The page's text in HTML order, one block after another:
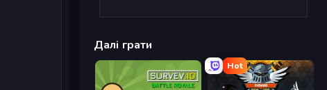
Далі грати
Hot